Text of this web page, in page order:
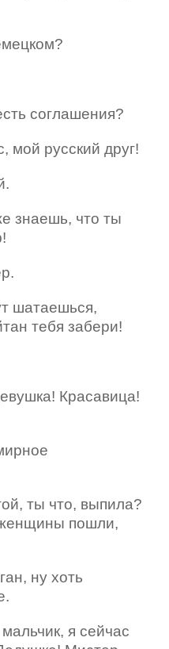
соглашения?
мой русский друг!
знаешь, что ты
шатаешься,
тебя забери!
Красавица!
ты что, выпила?
пошли,
ну хоть
я сейчас